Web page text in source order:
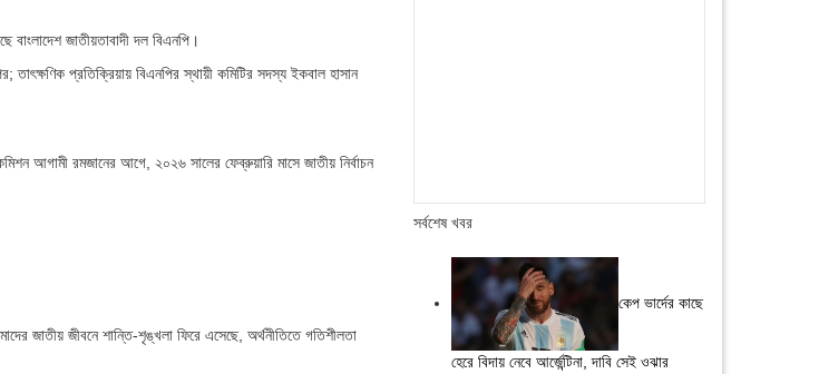
বাংলাদেশ জাতীয়তাবাদী দল বিএনপি।
তাৎক্ষণিক প্রতিক্রিয়ায় বিএনপির স্থায়ী কমিটির সদস্য ইকবাল হাসান
আগামী রমজানের আগে, ২০২৬ সালের ফেব্রুয়ারি মাসে জাতীয় নির্বাচন
জাতীয় জীবনে শান্তি-শৃঙ্খলা ফিরে এসেছে, অর্থনীতিতে গতিশীলতা
সর্বশেষ খবর
কেপ ভার্দের কাছে
হেরে বিদায় নেবে আর্জেন্টিনা, দাবি সেই ওঝার